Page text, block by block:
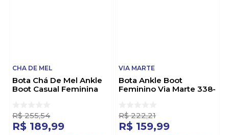
CHA DE MEL
Bota Chá De Mel Ankle
Boot Casual Feminina
R$ 255,54
R$ 189,99
VIA MARTE
Bota Ankle Boot
Feminino Via Marte 338-
R$ 222,21
R$ 159,99